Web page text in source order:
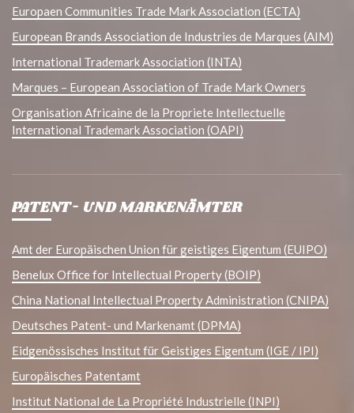
Europaen Communities Trade Mark Association (ECTA)
European Brands Association de Industries de Marques (AIM)
International Trademark Association (INTA)
Marques – European Association of Trade Mark Owners
Organisation Africaine de la Propriete Intellectuelle
International Trademark Association (OAPI)
PATENT- UND MARKENÄMTER
Amt der Europäischen Union für geistiges Eigentum (EUIPO)
Benelux Office for Intellectual Property (BOIP)
China National Intellectual Property Administration (CNIPA)
Deutsches Patent- und Markenamt (DPMA)
Eidgenössisches Institut für Geistiges Eigentum (IGE / IPI)
Europäisches Patentamt
Institut National de La Propriété Industrielle (INPI)